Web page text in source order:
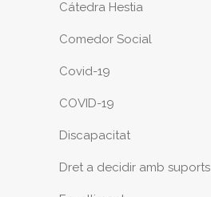
Cátedra Hestia
Comedor Social
Covid-19
COVID-19
Discapacitat
Dret a decidir amb suports